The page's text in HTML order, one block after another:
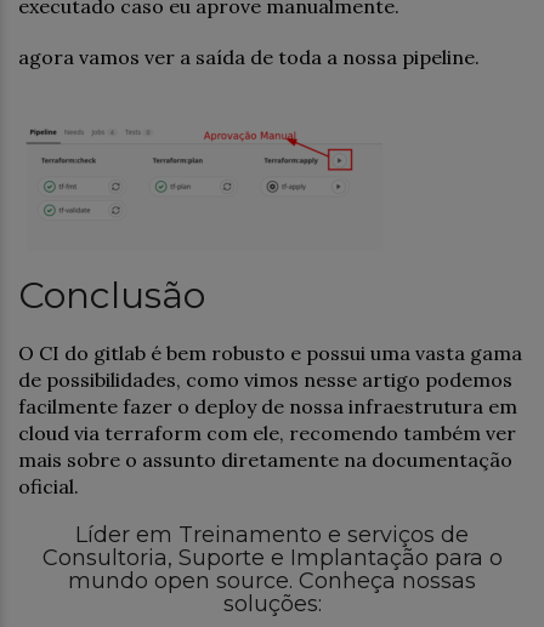
executado caso eu aprove manualmente.
agora vamos ver a saída de toda a nossa pipeline.
Conclusão
O CI do gitlab é bem robusto e possui uma vasta gama
de possibilidades, como vimos nesse artigo podemos
facilmente fazer o deploy de nossa infraestrutura em
cloud via terraform com ele, recomendo também ver
mais sobre o assunto diretamente na documentação
oficial.
Líder em Treinamento e serviços de
Consultoria, Suporte e Implantação para o
mundo open source. Conheça nossas
soluções: